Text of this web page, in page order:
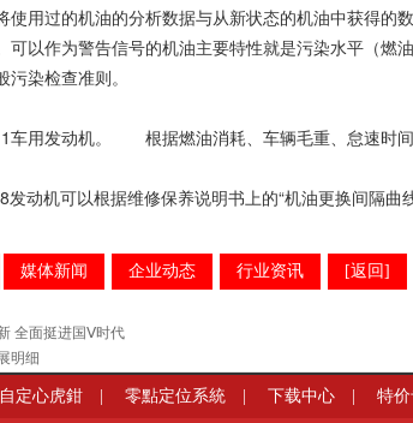
使用过的机油的分析数据与从新状态的机油中获得的
可以作为警告信号的机油主要特性就是污染水平（燃
染检查准则。
车用发动机。 根据燃油消耗、车辆毛重、怠速时
发动机可以根据维修保养说明书上的“机油更换间隔曲
媒体新闻 企业动态 行业资讯 [返回]
全面挺进国Ⅴ时代
明细
定心虎鉗| 零點定位系統| 下载中心| 特价